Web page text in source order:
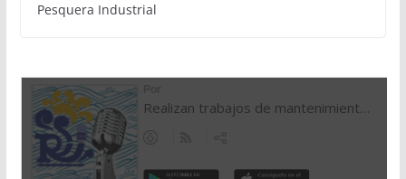
Pesquera Industrial